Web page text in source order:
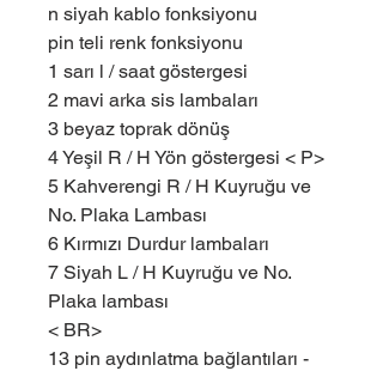
n siyah kablo fonksiyonu
pin teli renk fonksiyonu
1 sarı l / saat göstergesi
2 mavi arka sis lambaları
3 beyaz toprak dönüş
4 Yeşil R / H Yön göstergesi < P>
5 Kahverengi R / H Kuyruğu ve
No. Plaka Lambası
6 Kırmızı Durdur lambaları
7 Siyah L / H Kuyruğu ve No.
Plaka lambası
< BR>
13 pin aydınlatma bağlantıları -